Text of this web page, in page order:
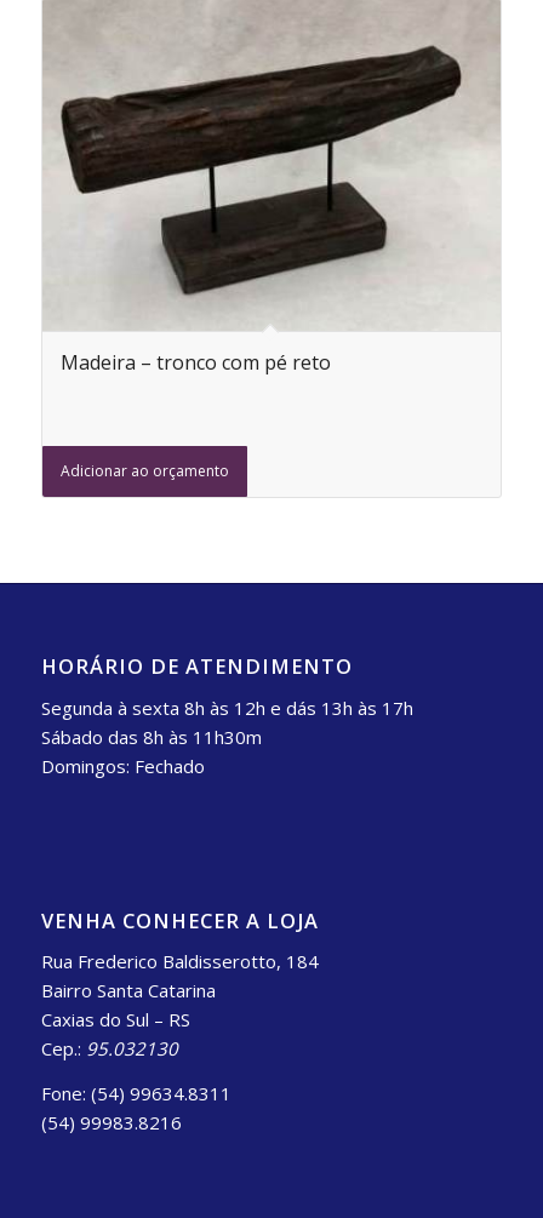
Madeira – tronco com pé reto
Adicionar ao orçamento
HORÁRIO DE ATENDIMENTO
Segunda à sexta 8h às 12h e dás 13h às 17h
Sábado das 8h às 11h30m
Domingos: Fechado
VENHA CONHECER A LOJA
Rua Frederico Baldisserotto, 184
Bairro Santa Catarina
Caxias do Sul – RS
Cep.: 95.032130
Fone: (54) 99634.8311
(54) 99983.8216